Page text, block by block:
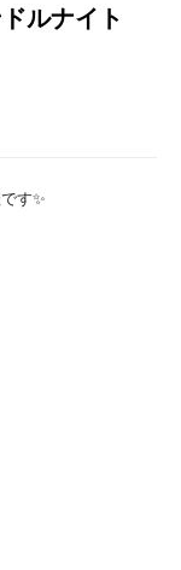
ルナイト
す✨